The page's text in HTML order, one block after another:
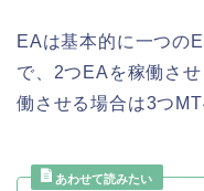
EAは基本的に一つの
で、2つEAを稼働さ
働させる場合は3つ